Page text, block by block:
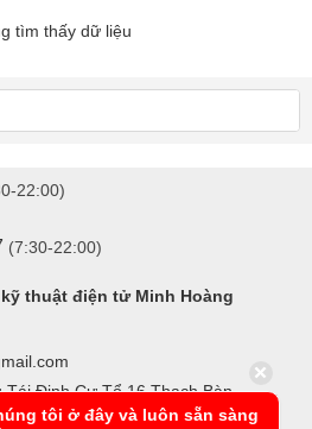
tìm thấy dữ liệu
22:00)
(7:30-22:00)
thuật điện tử Minh Hoàng
Tái Định Cư Tổ 16 Thạch Bàn -
tôi ở đây và luôn sẵn sàng